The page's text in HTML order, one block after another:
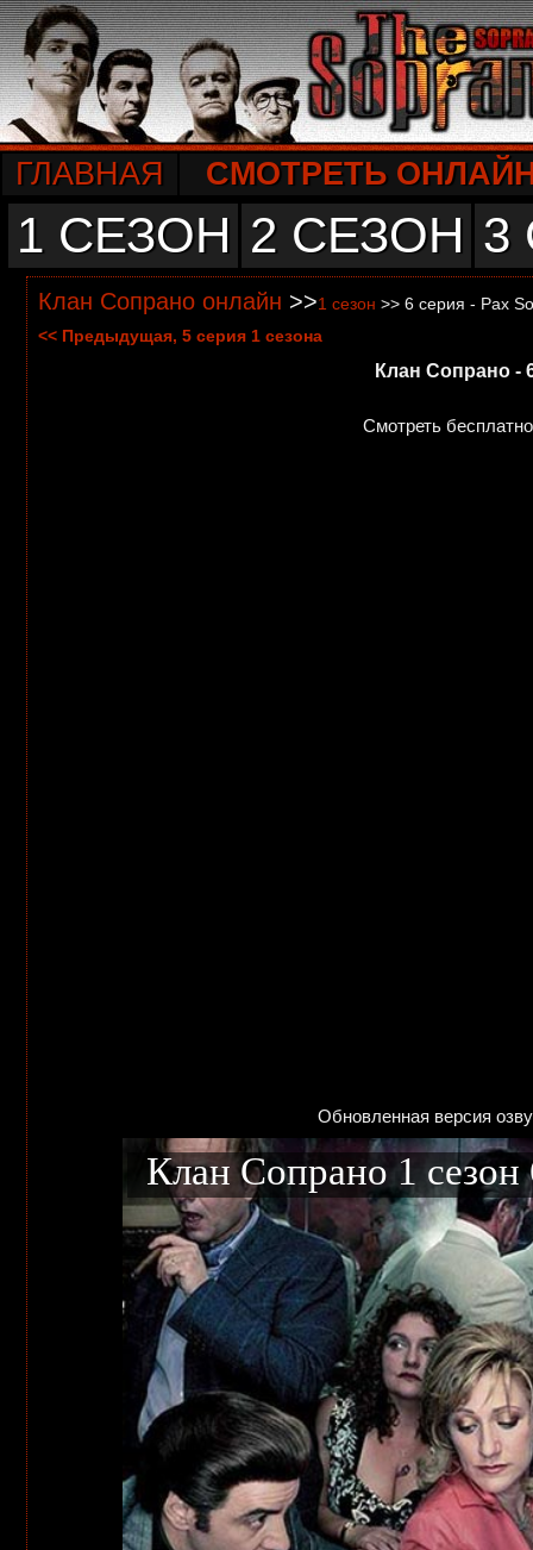
ГЛАВНАЯ СМОТРЕТЬ
1 СЕЗОН 2 СЕЗОН 3
Клан Сопрано онлайн >>1 сезон >> 6 серия - Pax
<< Предыдущая, 5 серия 1 сезона
Клан Сопрано -
Смотреть
Обновленная версия
Клан Сопрано 1 сезон